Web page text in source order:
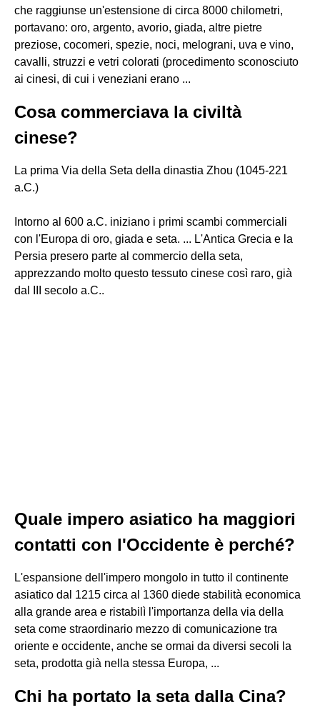
che raggiunse un'estensione di circa 8000 chilometri,
portavano: oro, argento, avorio, giada, altre pietre
preziose, cocomeri, spezie, noci, melograni, uva e vino,
cavalli, struzzi e vetri colorati (procedimento sconosciuto
ai cinesi, di cui i veneziani erano ...
Cosa commerciava la civiltà
cinese?
La prima Via della Seta della dinastia Zhou (1045-221
a.C.)
Intorno al 600 a.C. iniziano i primi scambi commerciali
con l'Europa di oro, giada e seta. ... L'Antica Grecia e la
Persia presero parte al commercio della seta,
apprezzando molto questo tessuto cinese così raro, già
dal III secolo a.C..
Quale impero asiatico ha maggiori
contatti con l'Occidente è perché?
L'espansione dell'impero mongolo in tutto il continente
asiatico dal 1215 circa al 1360 diede stabilità economica
alla grande area e ristabilì l'importanza della via della
seta come straordinario mezzo di comunicazione tra
oriente e occidente, anche se ormai da diversi secoli la
seta, prodotta già nella stessa Europa, ...
Chi ha portato la seta dalla Cina?